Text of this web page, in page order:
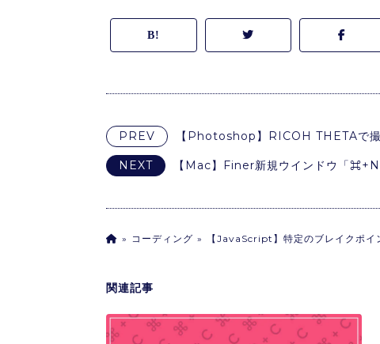
PREV 【Photoshop】RICOH THETAで
NEXT 【Mac】Finer新規ウインドウ「
コーディング 【JavaScript】特定のブレイクポイ
関連記事